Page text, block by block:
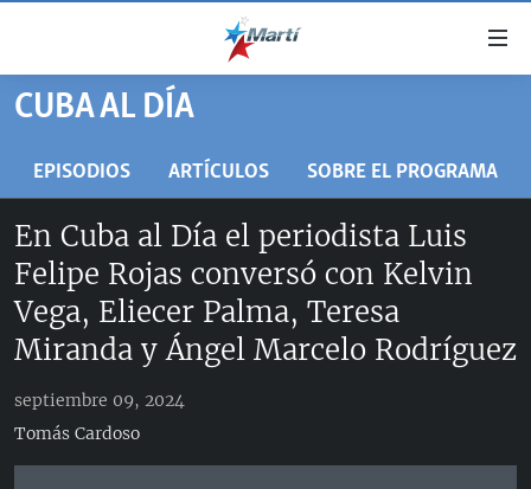
accesibilidad
contenido
la
navegación
principal
la
búsqueda
TITULARES
CUBA
DERECHOS HUMANOS
#11JCUBA, 5 AÑOS DESPUÉS
INFORME DEL DEPARTAMENTO DE ESTADO DE EEUU
SOBRE CUBA
ESTADOS UNIDOS
AMÉRICA 250
AMÉRICA LATINA
INMIGRACIÓN
MUNDO
ARTE Y ENTRETENIMIENTO
OPINIÓN GRÁFICA
CUBA AL DÍA
EPISODIOS ARTÍCULOS SOBRE EL PROGRAMA
En Cuba al Día el periodista Luis
Felipe Rojas conversó con Kelvin
Vega, Eliecer Palma, Teresa
Miranda y Ángel Marcelo Rodríguez
septiembre 09, 2024
Tomás Cardoso